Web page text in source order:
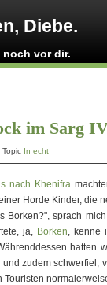
Diebe.
vor dir.
im Sarg
In echt
nach Khenifra
Horde Kinder, die
Borken?", sprach
ja, Borken, kenne
hatten
zudem schwerfiel,
Touristen